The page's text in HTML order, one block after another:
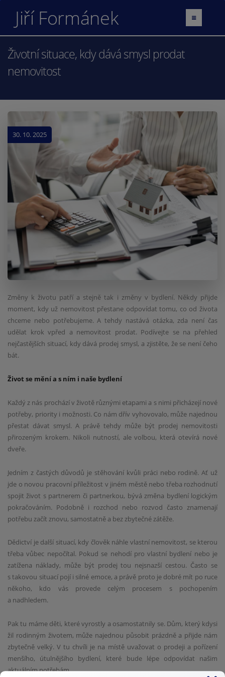
Jiří Formánek
Životní situace, kdy dává smysl prodat
nemovitost
30. 10. 2025
Změny k životu patří a stejně tak i změny v bydlení. Někdy přijde
moment, kdy už nemovitost přestane odpovídat tomu, co od života
chceme nebo potřebujeme. A tehdy nastává otázka, zda není čas
udělat krok vpřed a nemovitost prodat. Podívejte se na přehled
nejčastějších situací, kdy dává prodej smysl, a zjistěte, že se není čeho
bát.
Život se mění a s ním i naše bydlení
Každý z nás prochází v životě různými etapami a s nimi přicházejí nové
potřeby, priority i možnosti. Co nám dřív vyhovovalo, může najednou
přestat dávat smysl. A právě tehdy může být prodej nemovitosti
přirozeným krokem. Nikoli nutností, ale volbou, která otevírá nové
dveře.
Jedním z častých důvodů je stěhování kvůli práci nebo rodině. Ať už
jde o novou pracovní příležitost v jiném městě nebo třeba rozhodnutí
spojit život s partnerem či partnerkou, bývá změna bydlení logickým
pokračováním. Podobně i rozchod nebo rozvod často znamenají
potřebu začít znovu, samostatně a bez zbytečné zátěže.
Dědictví je další situací, kdy člověk náhle vlastní nemovitost, se kterou
třeba vůbec nepočítal. Pokud se nehodí pro vlastní bydlení nebo je
zatížena náklady, může být prodej tou nejsnazší cestou. Často se
s takovou situací pojí i silné emoce, a právě proto je dobré mít po ruce
někoho, kdo vás provede celým procesem s pochopením
a nadhledem.
Pak tu máme děti, které vyrostly a osamostatnily se. Dům, který kdysi
žil rodinným životem, může najednou působit prázdně a přijde nám
zbytečně velký. V tu chvíli je na místě uvažovat o prodeji a pořízení
menšího, útulnějšího bydlení, které bude lépe odpovídat našim
aktuálním potřebám.